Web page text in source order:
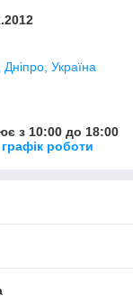
Україна
з 10:00 до 18:00
роботи